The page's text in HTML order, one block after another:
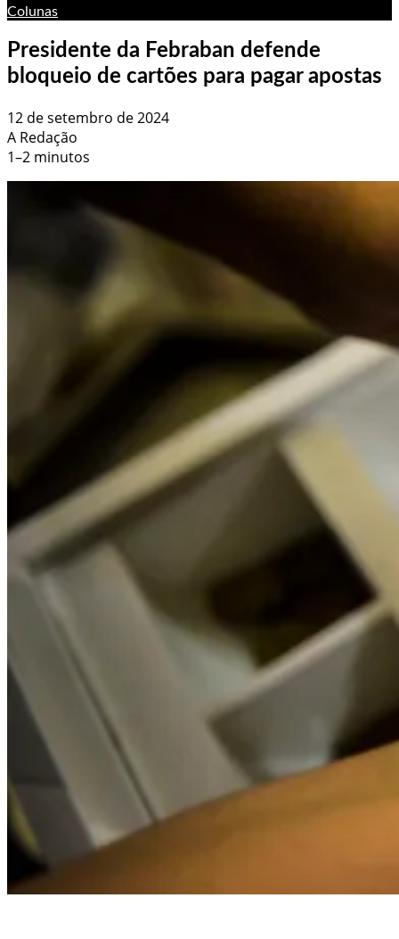
Colunas
Presidente da Febraban defende
bloqueio de cartões para pagar apostas
12 de setembro de 2024
A Redação
1–2 minutos